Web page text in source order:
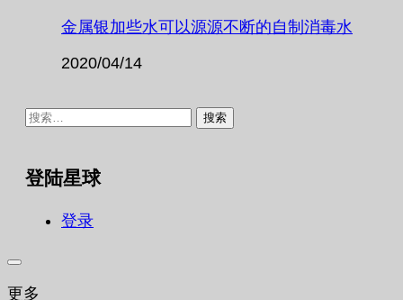
金属银加些水可以源源不断的自制消毒水
2020/04/14
搜
登陆星球
登录
更多